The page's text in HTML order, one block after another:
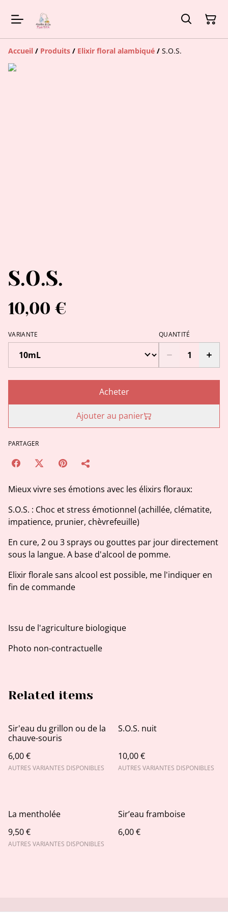
Accueil / Produits / Elixir floral alambiqué / S.O.S.
S.O.S.
10,00 €
VARIANTE QUANTITÉ
Acheter
Ajouter au panier
PARTAGER
Mieux vivre ses émotions avec les élixirs floraux:
S.O.S. : Choc et stress émotionnel (achillée, clématite,
impatience, prunier, chèvrefeuille)
En cure, 2 ou 3 sprays ou gouttes par jour directement
sous la langue. A base d'alcool de pomme.
Elixir florale sans alcool est possible, me l'indiquer en
fin de commande
Issu de l'agriculture biologique
Photo non-contractuelle
Related items
Sir'eau du grillon ou de la
chauve-souris
6,00 €
AUTRES VARIANTES DISPONIBLES
S.O.S. nuit
10,00 €
AUTRES VARIANTES DISPONIBLES
La mentholée
9,50 €
AUTRES VARIANTES DISPONIBLES
Sir’eau framboise
6,00 €